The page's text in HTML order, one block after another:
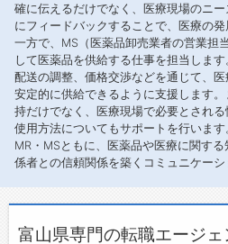
確に伝えるだけでなく、医療現場のニ
にフィードバックすることで、医療の発
一方で、MS（医薬品卸売業者の営業担
して医薬品を供給する仕事を担当しま
配送の調整、価格交渉などを通じて、
安定的に供給できるように支援します
持だけでなく、医療現場で必要とされ
使用方法についてもサポートを行います
MR・MSともに、医薬品や医療に関す
係者との信頼関係を築くコミュニケーシ
富山県専門の転職エージェ